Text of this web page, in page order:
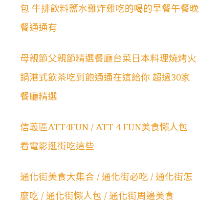
包 牛排飲料鹽水雞炸雞吃的喝的早餐午餐晚
餐通通有
母親節父親節精選餐廳台菜日本料理燒烤火
鍋港式飲茶吃到飽通通在這給你 超過30家
餐廳精選
信義區ATT4FUN / ATT 4 FUN美食懶人包
看電影逛街吃這些
通化街美食大集合 / 通化街必吃 / 通化街怎
麼吃 / 通化街懶人包 / 通化街周邊美食